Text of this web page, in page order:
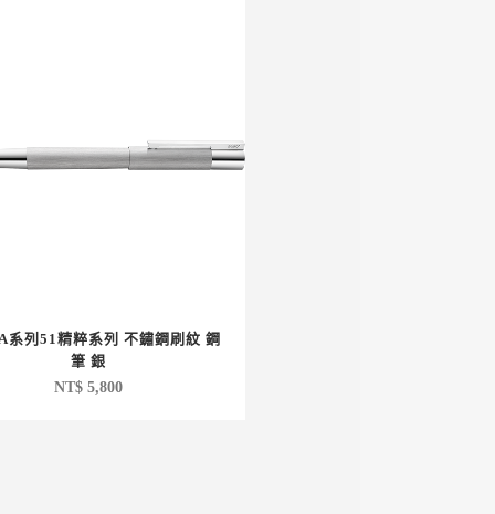
系列51精粹系列 不鏽鋼刷紋 鋼
筆 銀
NT$5,800